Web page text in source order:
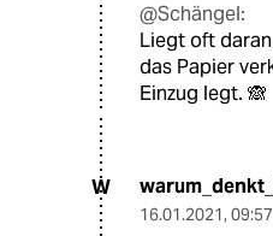
@Schängel:
Liegt oft
das Papier
Einzug legt. 🙈
W
16.01.2021,